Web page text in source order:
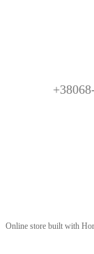
Online store built with